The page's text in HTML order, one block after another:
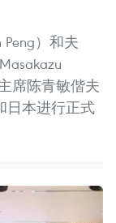
）和夫
席陈青敏偕夫
日本进行正式